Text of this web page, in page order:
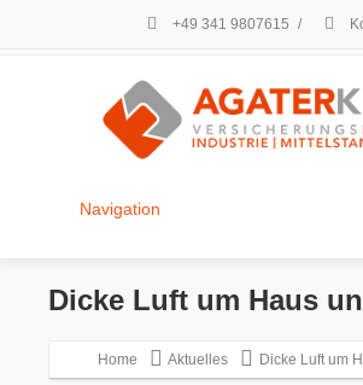
+49 341 9807615 /
Navigation
Dicke Luft um Haus
Home Aktuelles Dicke Luft um